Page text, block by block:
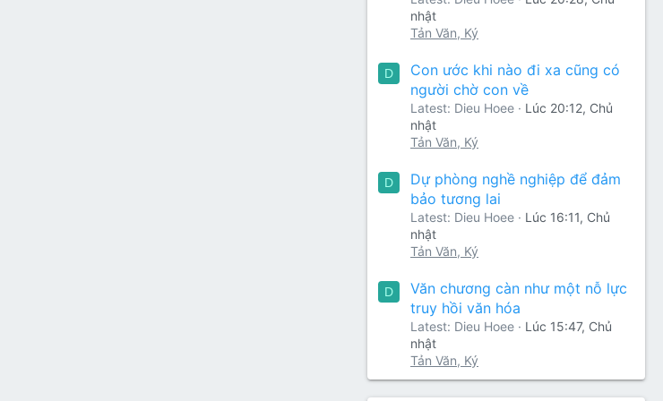
nhật
Tản Văn, Ký
D
Con ước khi nào đi xa cũng có
người chờ con về
Latest: Dieu Hoee
Lúc 20:12, Chủ
nhật
Tản Văn, Ký
D
Dự phòng nghề nghiệp để đảm
bảo tương lai
Latest: Dieu Hoee
Lúc 16:11, Chủ
nhật
Tản Văn, Ký
D
Văn chương càn như một nỗ lực
truy hồi văn hóa
Latest: Dieu Hoee
Lúc 15:47, Chủ
nhật
Tản Văn, Ký